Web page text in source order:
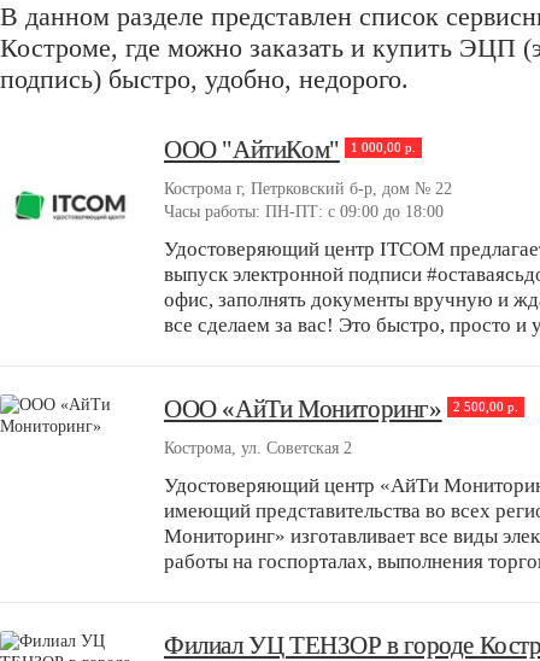
В данном разделе представлен список
Костроме, где можно заказать и купить ЭЦП
подпись) быстро, удобно, недорого.
ООО "АйтиКом" 1 000,00 р.
Кострома г, Петрковский б-р, дом № 22
Часы работы: ПН-ПТ: с 09:00 до 18:00
Удостоверяющий центр ITCOM
выпуск электронной подписи
офис, заполнять документы вручную и
все сделаем за вас! Это быстро, просто и
ООО «АйТи Мониторинг» 2 500,00 р.
Кострома, ул. Советская 2
Удостоверяющий центр «АйТи
имеющий представительства во всех
Мониторинг» изготавливает все виды
работы на госпорталах, выполнения
Филиал УЦ ТЕНЗОР в городе